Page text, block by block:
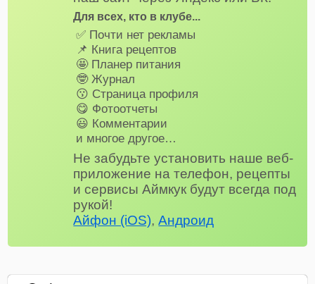
Для всех, кто в клубе...
✅ Почти нет рекламы
📌 Книга рецептов
🤩 Планер питания
🤓 Журнал
😗 Страница профиля
😋 Фотоотчеты
😃 Комментарии
и многое другое…
Не забудьте установить наше веб-
приложение на телефон, рецепты
и сервисы Аймкук будут всегда под
рукой!
Айфон (iOS),Андроид